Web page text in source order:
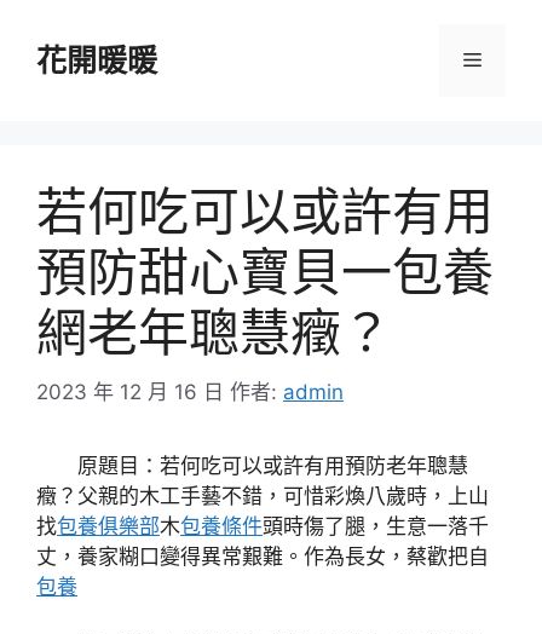
花開暖暖 選
若何吃可以或許有用
預防甜心寶貝一包養
網老年聰慧癥？
2023 年 12 月 16 日 作者: admin
原題目：若何吃可以或許有用預防老年聰慧
癥？父親的木工手藝不錯，可惜彩煥八歲時，上山
找包養俱樂部木包養條件頭時傷了腿，生意一落千
丈，養家糊口變得異常艱難。作為長女，蔡歡把自
包養